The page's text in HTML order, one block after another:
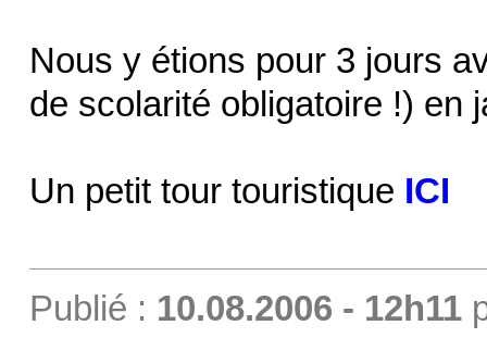
Nous y étions pour 3 jours
de scolarité obligatoire !) en
Un petit tour touristique ICI
Publié : 10.08.2006 - 12h11